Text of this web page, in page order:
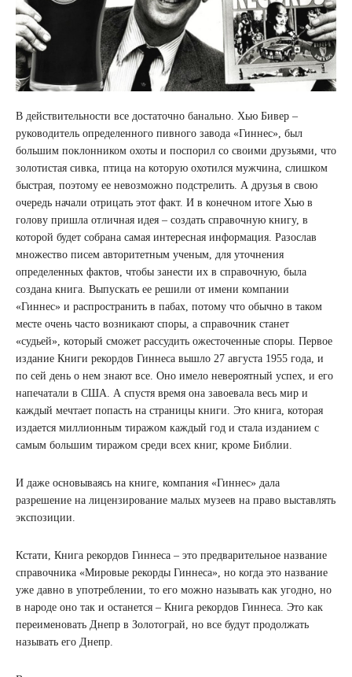
В действительности все достаточно банально. Хью Бивер –
руководитель определенного пивного завода «Гиннес», был
большим поклонником охоты и поспорил со своими друзьями, что
золотистая сивка, птица на которую охотился мужчина, слишком
быстрая, поэтому ее невозможно подстрелить. А друзья в свою
очередь начали отрицать этот факт. И в конечном итоге Хью в
голову пришла отличная идея – создать справочную книгу, в
которой будет собрана самая интересная информация. Разослав
множество писем авторитетным ученым, для уточнения
определенных фактов, чтобы занести их в справочную, была
создана книга. Выпускать ее решили от имени компании
«Гиннес» и распространить в пабах, потому что обычно в таком
месте очень часто возникают споры, а справочник станет
«судьей», который сможет рассудить ожесточенные споры. Первое
издание Книги рекордов Гиннеса вышло 27 августа 1955 года, и
по сей день о нем знают все. Оно имело невероятный успех, и его
напечатали в США. А спустя время она завоевала весь мир и
каждый мечтает попасть на страницы книги. Это книга, которая
издается миллионным тиражом каждый год и стала изданием с
самым большим тиражом среди всех книг, кроме Библии.
И даже основываясь на книге, компания «Гиннес» дала
разрешение на лицензирование малых музеев на право выставлять
экспозиции.
Кстати, Книга рекордов Гиннеса – это предварительное название
справочника «Мировые рекорды Гиннеса», но когда это название
уже давно в употреблении, то его можно называть как угодно, но
в народе оно так и останется – Книга рекордов Гиннеса. Это как
переименовать Днепр в Золотограй, но все будут продолжать
называть его Днепр.